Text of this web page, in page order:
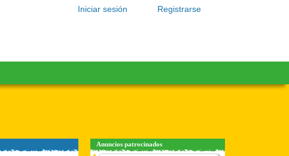
Registrarse
Iniciar sesión
Anuncios patrocinados